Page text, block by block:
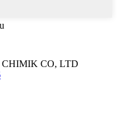
CO, LTD